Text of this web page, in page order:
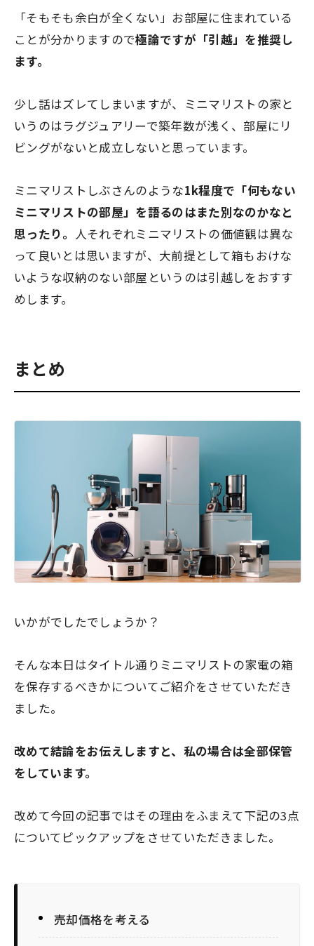
「そもそも余白が全くない」お部屋に住まれている
ことが分かりますので極論ですが「引越」を推奨し
ます。
少し話はズレてしまいますが、ミニマリストの家と
いうのはラグジュアリーで築年数が浅く、部屋にリ
ビングがないと成立しないと思っています。
ミニマリストしぶさんのような1k程度で「何もない
ミニマリストの部屋」を語るのはまた別なのかなと
思ったり。 人それぞれミニマリストの価値観は異な
って良いとは思いますが、大前提として箱もおけな
いような収納のない部屋というのは引越しをおすす
めします。
まとめ
いかがでしたでしょうか？
そんな本日はタイトル通りミニマリストの家電の箱
を保存するべきかについてご紹介をさせていただき
ました。
改めて結論をお伝えしますと、私の場合は全部保管
をしています。
改めて今回の記事ではその理由をふまえて下記の3点
についてピックアップをさせていただきました。
売却価格を考える